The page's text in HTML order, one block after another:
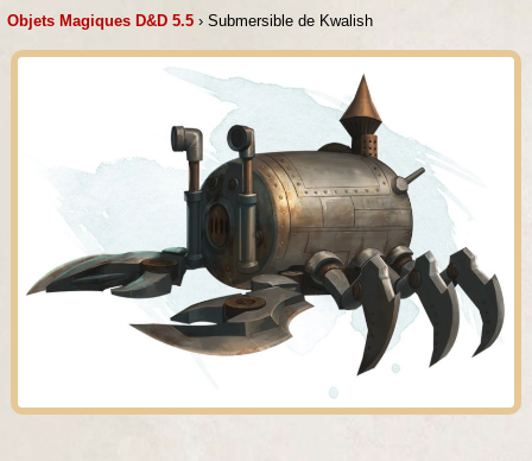
Objets Magiques D&D 5.5 › Submersible de Kwalish